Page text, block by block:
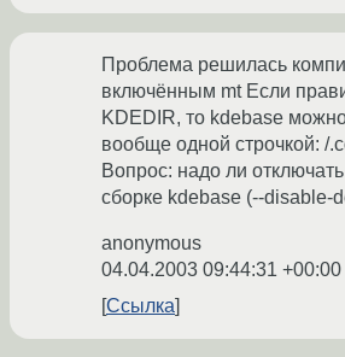
Проблема решилась
включённым mt Если
KDEDIR, то kdebase
вообще одной строчкой: /
Вопрос: надо ли
сборке kdebase (--disable-
anonymous
04.04.2003 09:44:31 +00:00
Ссылка